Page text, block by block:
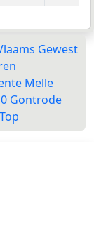
Gewest
Melle
Gontrode
Top